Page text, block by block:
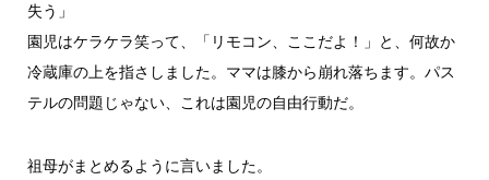
失う」
園児はケラケラ笑って、「リモコン、ここだよ！」と、何故か
冷蔵庫の上を指さしました。ママは膝から崩れ落ちます。パス
テルの問題じゃない、これは園児の自由行動だ。
祖母がまとめるように言いました。